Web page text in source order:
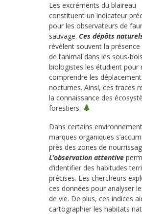
Les excréments du blaireau
constituent un indicateur
pour les observateurs de
sauvage. Ces dépôts
révèlent souvent la présence
de l’animal dans les sous-
biologistes les étudient pour
comprendre les
nocturnes. Ainsi, ces traces
la connaissance des
forestiers.
Dans certains
marques organiques
près des zones de
L’observation attentive
d’identifier des habitudes
précises. Les chercheurs
ces données pour analyser
de vie. De plus, ces indices
cartographier les habitats